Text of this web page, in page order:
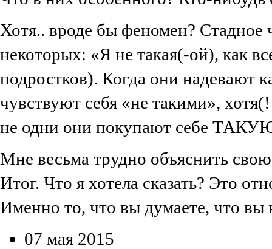
Хотя.. вроде бы феномен?
некоторых: «Я не такая(-ой), как
подростков). Когда они надевают
чувствуют себя «не такими»,
не одни они покупают себе
Мне весьма трудно объяснить
Итог. Что я хотела сказать? Это
Именно то, что вы думаете, что вы
07 мая 2015